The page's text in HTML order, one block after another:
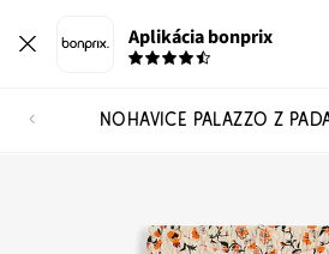
Aplikácia bonprix
NOHAVICE PALAZZO Z